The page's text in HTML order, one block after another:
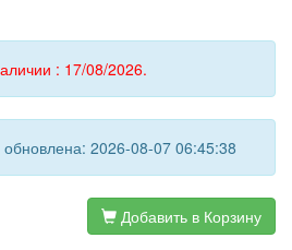
: 17/08/2026.
2026-08-07 06:45:38
Добавить в Корзину